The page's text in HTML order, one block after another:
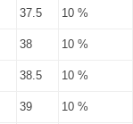
37.5
10 %
38
10 %
38.5
10 %
39
10 %